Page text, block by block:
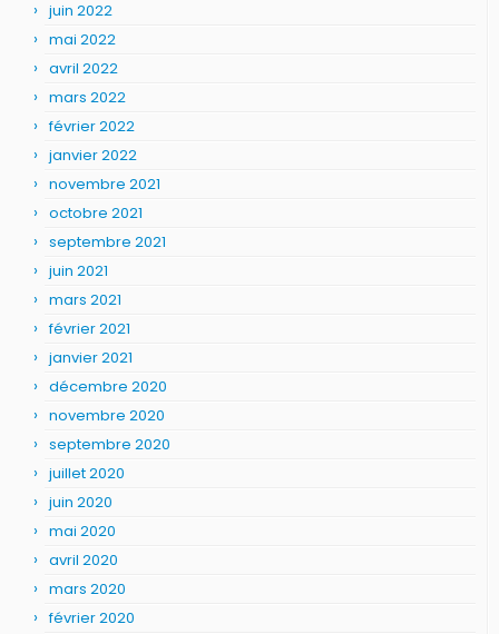
juin 2022
mai 2022
avril 2022
mars 2022
février 2022
janvier 2022
novembre 2021
octobre 2021
septembre 2021
juin 2021
mars 2021
février 2021
janvier 2021
décembre 2020
novembre 2020
septembre 2020
juillet 2020
juin 2020
mai 2020
avril 2020
mars 2020
février 2020